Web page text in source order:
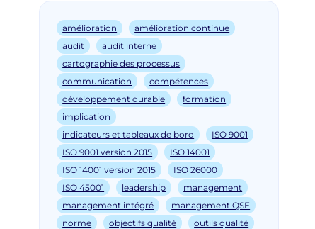
amélioration
amélioration continue
audit
audit interne
cartographie des processus
communication
compétences
développement durable
formation
implication
indicateurs et tableaux de bord
ISO 9001
ISO 9001 version 2015
ISO 14001
ISO 14001 version 2015
ISO 26000
ISO 45001
leadership
management
management intégré
management QSE
norme
objectifs qualité
outils qualité